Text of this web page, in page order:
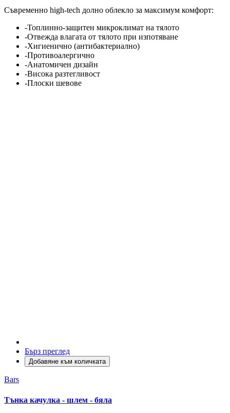
Съвременно high-tech долно облекло за максимум комфорт:
-Топлинно-защитен микроклимат на тялото
-Отвежда влагата от тялото при изпотяване
-Хигиенично (антибактериално)
-Противоалергично
-Анатомичен дизайн
-Висока разтегливост
-Плоски шевове
Бърз преглед
Добавяне към количката
Bars
Тънка качулка - шлем - бяла